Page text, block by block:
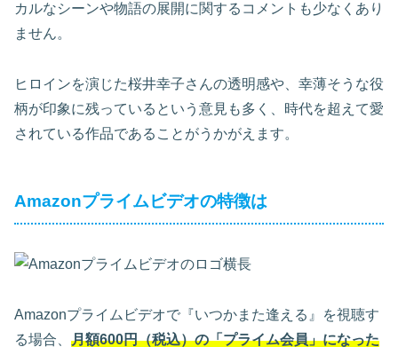
カルなシーンや物語の展開に関するコメントも少なくあり
ません。
ヒロインを演じた桜井幸子さんの透明感や、幸薄そうな役
柄が印象に残っているという意見も多く、時代を超えて愛
されている作品であることがうかがえます。
Amazonプライムビデオの特徴は
Amazonプライムビデオで『いつかまた逢える』を視聴す
る場合、 月額600円（税込）の「プライム会員」になった